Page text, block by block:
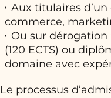
Aux titulaires
commerce,
Ou sur
(120 ECTS) ou
domaine avec
Le processus